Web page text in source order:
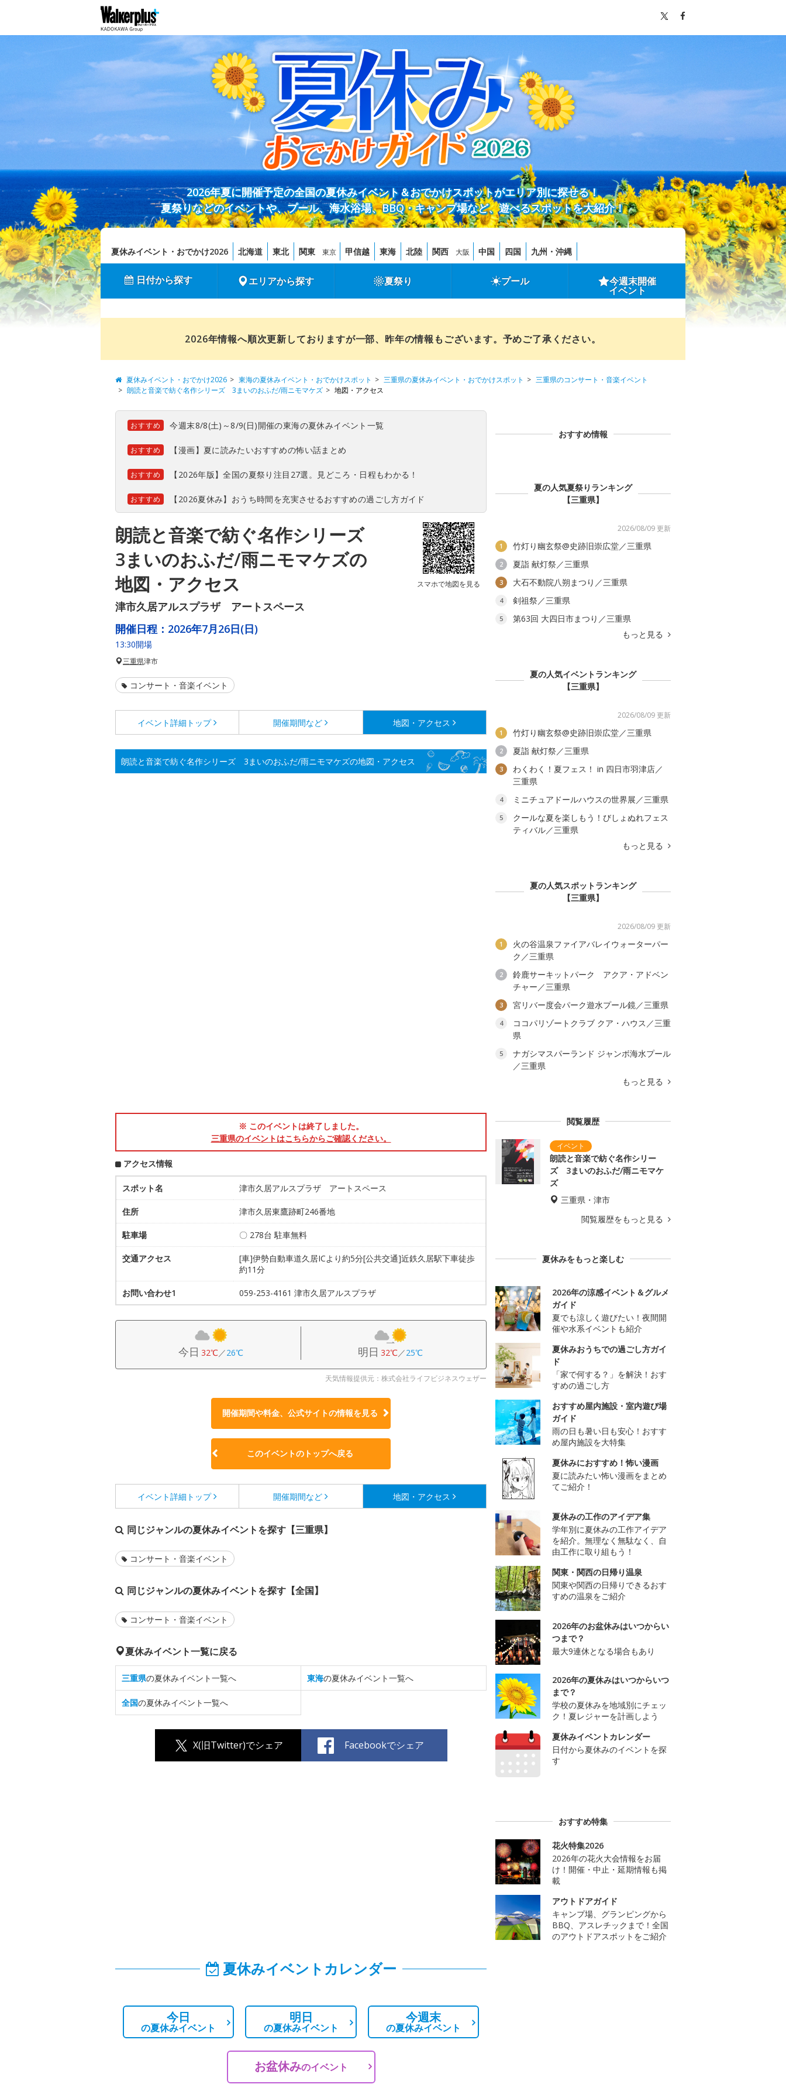
2026年夏に開催予定の全国の夏休みイベント＆おでかけスポットがエリア別に探せる！
夏祭りなどのイベントや、プール、海水浴場、BBQ・キャンプ場など、遊べるスポットを大紹介！
夏休みイベント・おでかけ2026 北海道 東北 関東 東京 甲信越 東海 北陸 関西 大阪 中国 四国 九州・沖縄
日付から探す エリアから探す 夏祭り プール 今週末開催
イベント
2026年情報へ順次更新しておりますが一部、昨年の情報もございます。予めご了承ください。
夏休みイベント・おでかけ2026 東海の夏休みイベント・おでかけスポット 三重県の夏休みイベント・おでかけスポット
三重県のコンサート・音楽イベント
朗読と音楽で紡ぐ名作シリーズ 3まいのおふだ/雨ニモマケズ
地図・アクセス
おすすめ 今週末8/8(土)～8/9(日)開催の東海の夏休みイベント一覧
おすすめ 【漫画】夏に読みたいおすすめの怖い話まとめ
おすすめ 【2026年版】全国の夏祭り注目27選。見どころ・日程もわかる！
おすすめ 【2026夏休み】おうち時間を充実させるおすすめの過ごし方ガイド
朗読と音楽で紡ぐ名作シリーズ
3まいのおふだ/雨ニモマケズの
地図・アクセス
津市久居アルスプラザ アートスペース
スマホで地図を見る
開催日程： 2026年7月26日(日)
13:30開場
三重県津市
コンサート・音楽イベント
イベント詳細 トップ 開催期間など 地図・アクセス
朗読と音楽で紡ぐ名作シリーズ 3まいのおふだ/雨ニモマケズの地図・アクセス
※ このイベントは終了しました。
三重県のイベントはこちらからご確認ください。
アクセス情報
スポット名 津市久居アルスプラザ アートスペース
住所 津市久居東鷹跡町246番地
駐車場 〇 278台 駐車無料
交通アクセス
[車]伊勢自動車道久居ICより約5分[公共交通]近鉄久居駅下車徒歩
約11分
お問い合わせ1 059-253-4161 津市久居アルスプラザ
今日 32℃／26℃ 明日 32℃／25℃
天気情報提供元：株式会社ライフビジネスウェザー
開催期間や料金、公式サイトの情報を見る
このイベントのトップへ戻る
イベント詳細 トップ 開催期間など 地図・アクセス
同じジャンルの夏休みイベントを探す【三重県】
コンサート・音楽イベント
同じジャンルの夏休みイベントを探す【全国】
コンサート・音楽イベント
夏休みイベント一覧に戻る
三重県の夏休みイベント一覧へ 東海の夏休みイベント一覧へ
全国の夏休みイベント一覧へ
X(旧Twitter)でシェア Facebookでシェア
夏休みイベントカレンダー
今日
の夏休みイベント
明日
の夏休みイベント
今週末
の夏休みイベント
お盆休みのイベント
おすすめ情報
夏の人気夏祭りランキング
【三重県】
2026/08/09 更新
1 竹灯り幽玄祭@史跡旧崇広堂／三重県
2 夏詣 献灯祭／三重県
3 大石不動院八朔まつり／三重県
4 剣祖祭／三重県
5
第63回 大四日市まつり／三重県
もっと見る
夏の人気イベントランキング
【三重県】
2026/08/09 更新
1 竹灯り幽玄祭@史跡旧崇広堂／三重県
2 夏詣 献灯祭／三重県
3
わくわく！夏フェス！ in 四日市羽津店／
三重県
4 ミニチュアドールハウスの世界展／三重県
5
クールな夏を楽しもう！びしょぬれフェス
ティバル／三重県
もっと見る
夏の人気スポットランキング
【三重県】
2026/08/09 更新
1
火の谷温泉ファイアバレイウォーターパー
ク／三重県
2
鈴鹿サーキットパーク アクア・アドベン
チャー／三重県
3 宮リバー度会パーク遊水プール鏡／三重県
4
ココパリゾートクラブ クア・ハウス／三重
県
5
ナガシマスパーランド ジャンボ海水プール
／三重県
もっと見る
閲覧履歴
朗読と音楽で紡ぐ名作シリー
ズ 3まいのおふだ/雨ニモマケ
ズ
三重県・津市
閲覧履歴をもっと見る
夏休みをもっと楽しむ
2026年の涼感イベント＆グルメ
ガイド
夏でも涼しく遊びたい！夜間開
催や水系イベントも紹介
夏休みおうちでの過ごし方ガイ
ド
「家で何する？」を解決！おす
すめの過ごし方
おすすめ屋内施設・室内遊び場
ガイド
雨の日も暑い日も安心！おすす
め屋内施設を大特集
夏休みにおすすめ！怖い漫画
夏に読みたい怖い漫画をまとめ
てご紹介！
夏休みの工作のアイデア集
学年別に夏休みの工作アイデア
を紹介。無理なく無駄なく、自
由工作に取り組もう！
関東・関西の日帰り温泉
関東や関西の日帰りできるおす
すめの温泉をご紹介
2026年のお盆休みはいつからい
つまで？
最大9連休となる場合もあり
2026年の夏休みはいつからいつ
まで？
学校の夏休みを地域別にチェッ
ク！夏レジャーを計画しよう
夏休みイベントカレンダー
日付から夏休みのイベントを探
す
おすすめ特集
花火特集2026
2026年の花火大会情報をお届
け！開催・中止・延期情報も掲
載
アウトドアガイド
キャンプ場、グランピングから
BBQ、アスレチックまで！全国
のアウトドアスポットをご紹介